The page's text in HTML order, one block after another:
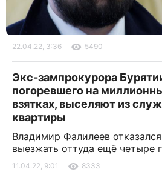
22.04.22, 3:36 5490
Экс-зампрокурора
погоревшего на
взятках, выселяют из
квартиры
Владимир Фалилеев
выезжать оттуда ещё четыре
11.04.22, 9:01 8333